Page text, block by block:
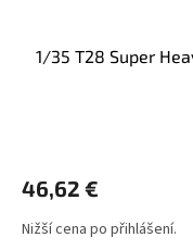
1/35 T28 Super
46,62 €
Nižší cena po přihlášení.